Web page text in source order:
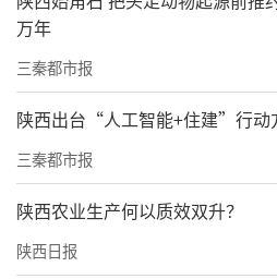
挥各基层党组织作用
课”、“主题党日+”、社
载体，紧紧将他们团结
想政治引领摆在首位，在
开展“凝心铸魂强根基、
题教育，常态化通过联
动，将理想信念教育由会
处、实处、心灵深处推进
万年
三秦都市报
陕西出台“人工智能+住建”行动
三秦都市报
陕西农业生产何以质效双升？
陕西日报